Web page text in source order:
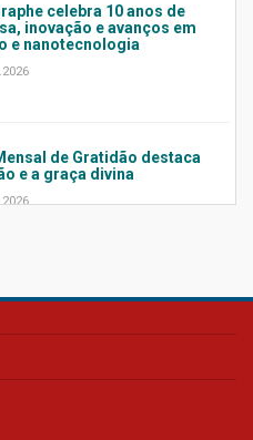
celebra 10 anos de
inovação e avanços em
e nanotecnologia
de Gratidão destaca
e a graça divina
como foi o culto mensal